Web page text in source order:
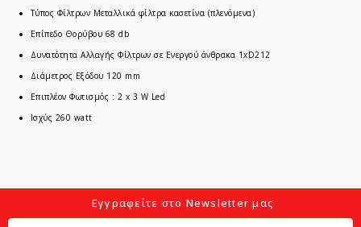
Τύπος Φίλτρων Μεταλλικά φίλτρα κασετίνα (πλενόμενα)
Επίπεδο Θορύβου 68 db
Δυνατότητα Αλλαγής Φίλτρων σε Ενεργού άνθρακα 1xD212
Διάμετρος Εξόδου 120 mm
Επιπλέον Φωτισμός : 2 x 3 W Led
Ισχύς 260 watt
Εγγραφείτε στο Newsletter μας